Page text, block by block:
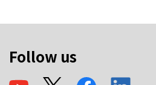
Follow us